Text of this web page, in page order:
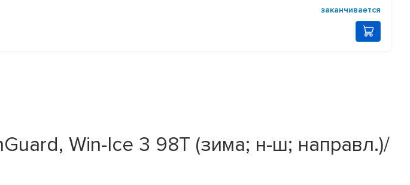
заканчивается
Win-Ice 3 98T (зима; н-ш; направл.)/